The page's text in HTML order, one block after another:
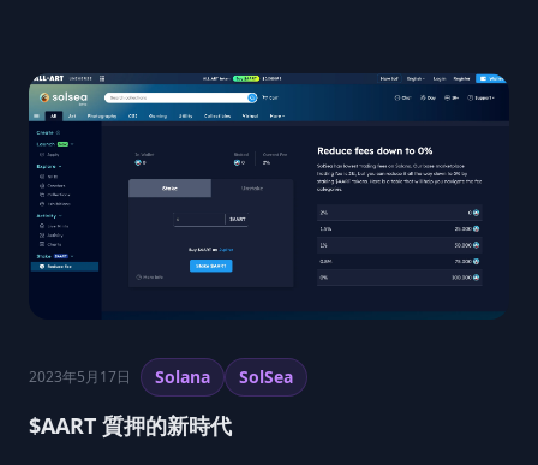
2023年5月17日 Solana SolSea
$AART 質押的新時代